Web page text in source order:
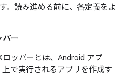
。読み進める前に、各定義をよ
ー
ッパーとは、Android アプ
で実行されるアプリを作成す